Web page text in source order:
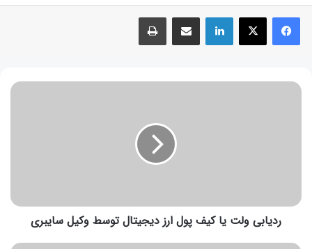
ردیابی ولت یا کیف پول ارز دیجیتال توسط وکیل سایبری